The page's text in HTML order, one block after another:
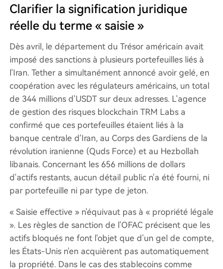
Clarifier la signification juridique
réelle du terme « saisie »
Dès avril, le département du Trésor américain avait
imposé des sanctions à plusieurs portefeuilles liés à
l'Iran. Tether a simultanément annoncé avoir gelé, en
coopération avec les régulateurs américains, un total
de 344 millions d'USDT sur deux adresses. L'agence
de gestion des risques blockchain TRM Labs a
confirmé que ces portefeuilles étaient liés à la
banque centrale d'Iran, au Corps des Gardiens de la
révolution iranienne (Quds Force) et au Hezbollah
libanais. Concernant les 656 millions de dollars
d'actifs restants, aucun détail public n'a été fourni, ni
par portefeuille ni par type de jeton.
« Saisie effective » n'équivaut pas à « propriété légale
». Les règles de sanction de l'OFAC précisent que les
actifs bloqués ne font l'objet que d'un gel de compte,
les États-Unis n'en acquièrent pas automatiquement
la propriété. Dans le cas des stablecoins comme